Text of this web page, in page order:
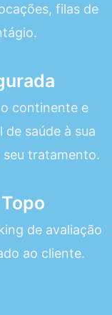
filas de
continente e
saúde à sua
seu tratamento.
de avaliação
ao cliente.